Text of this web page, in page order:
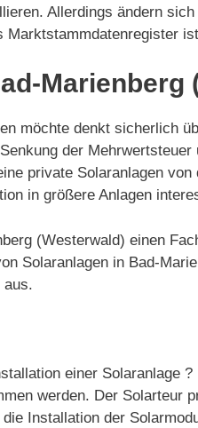
Allerdings ändern
Marienberg
möchte denkt sicherlich
der
private Solaranlagen
in größere Anlagen
(Westerwald) einen
Solaranlagen in Bad-
aus.
einer Solaranlage ?
werden. Der Solarteur
Installation der